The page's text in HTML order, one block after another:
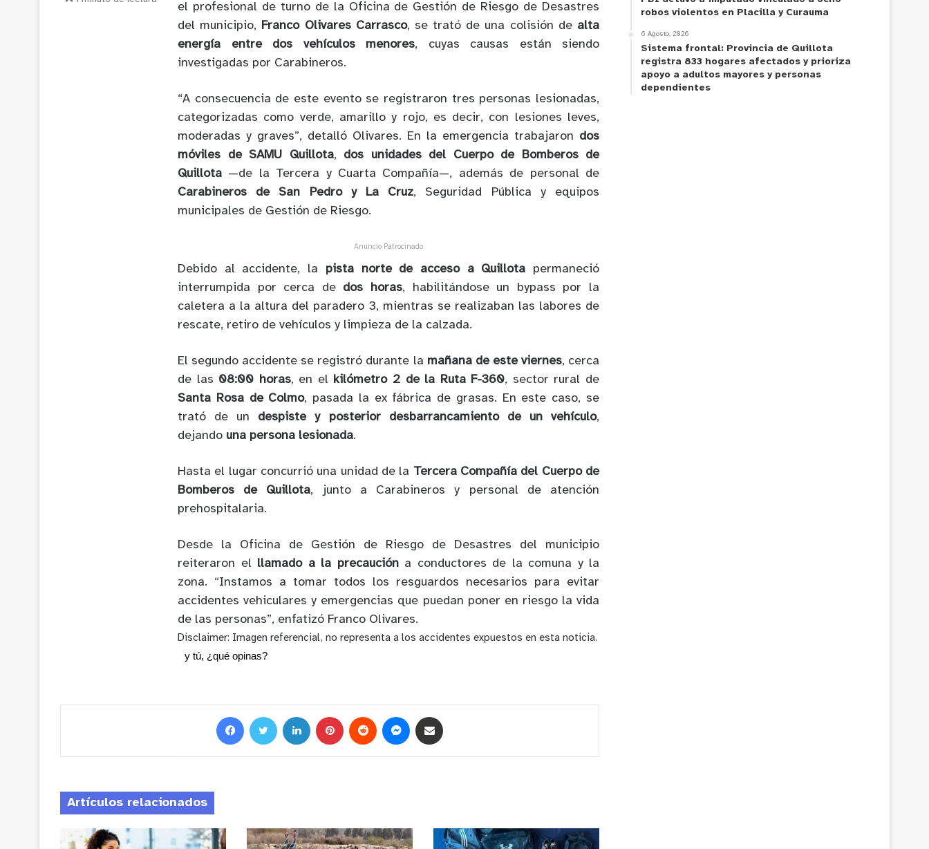
el profesional de turno de la Oficina de Gestión de Riesgo de Desastres
del municipio, Franco Olivares Carrasco, se trató de una colisión de alta
energía entre dos vehículos menores, cuyas causas están siendo
investigadas por Carabineros.
“A consecuencia de este evento se registraron tres personas lesionadas,
categorizadas como verde, amarillo y rojo, es decir, con lesiones leves,
moderadas y graves”, detalló Olivares. En la emergencia trabajaron dos
móviles de SAMU Quillota, dos unidades del Cuerpo de Bomberos de
Quillota —de la Tercera y Cuarta Compañía—, además de personal de
Carabineros de San Pedro y La Cruz, Seguridad Pública y equipos
municipales de Gestión de Riesgo.
Anuncio Patrocinado
Debido al accidente, la pista norte de acceso a Quillota permaneció
interrumpida por cerca de dos horas, habilitándose un bypass por la
caletera a la altura del paradero 3, mientras se realizaban las labores de
rescate, retiro de vehículos y limpieza de la calzada.
El segundo accidente se registró durante la mañana de este viernes, cerca
de las 08:00 horas, en el kilómetro 2 de la Ruta F-360, sector rural de
Santa Rosa de Colmo, pasada la ex fábrica de grasas. En este caso, se
trató de un despiste y posterior desbarrancamiento de un vehículo,
dejando una persona lesionada.
Hasta el lugar concurrió una unidad de la Tercera Compañía del Cuerpo de
Bomberos de Quillota, junto a Carabineros y personal de atención
prehospitalaria.
Desde la Oficina de Gestión de Riesgo de Desastres del municipio
reiteraron el llamado a la precaucióna conductores de la comuna y la
zona. “Instamos a tomar todos los resguardos necesarios para evitar
accidentes vehiculares y emergencias que puedan poner en riesgo la vida
de las personas”, enfatizó Franco Olivares.
Disclaimer: Imagen referencial, no representa a los accidentes expuestos en esta noticia.
y tú, ¿qué opinas?
Artículos relacionados
robos violentos en Placilla y Curauma
6 Agosto, 2026
Sistema frontal: Provincia de Quillota
registra 833 hogares afectados y prioriza
apoyo a adultos mayores y personas
dependientes